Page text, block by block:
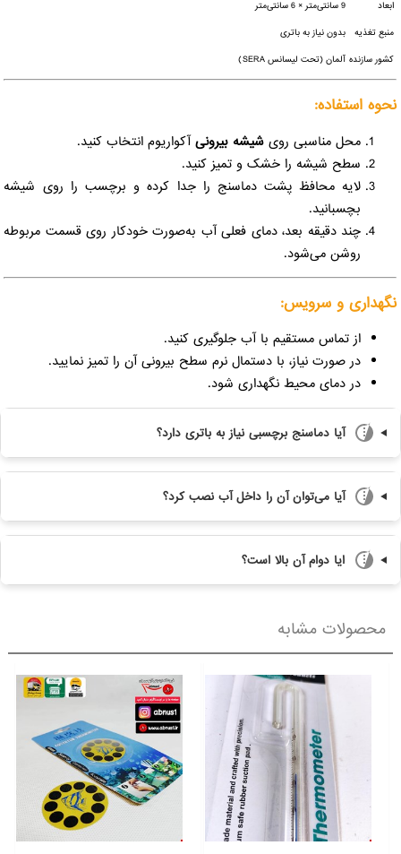
ابعاد
9 سانتی‌متر × 6 سانتی‌متر
منبع تغذیه
بدون نیاز به باتری
کشور سازنده آلمان (تحت لیسانس SERA)
نحوه استفاده:
محل مناسبی روی شیشه بیرونیآکواریوم انتخاب کنید.
سطح شیشه را خشک و تمیز کنید.
لایه محافظ پشت دماسنج را جدا کرده و برچسب را روی شیشه
بچسبانید.
چند دقیقه بعد، دمای فعلی آب به‌صورت خودکار روی قسمت مربوطه
روشن می‌شود.
نگهداری و سرویس:
از تماس مستقیم با آب جلوگیری کنید.
در صورت نیاز، با دستمال نرم سطح بیرونی آن را تمیز نمایید.
در دمای محیط نگهداری شود.
آیا دماسنج برچسبی نیاز به باتری دارد؟
آیا می‌توان آن را داخل آب نصب کرد؟
ایا دوام آن بالا است؟
محصولات مشابه